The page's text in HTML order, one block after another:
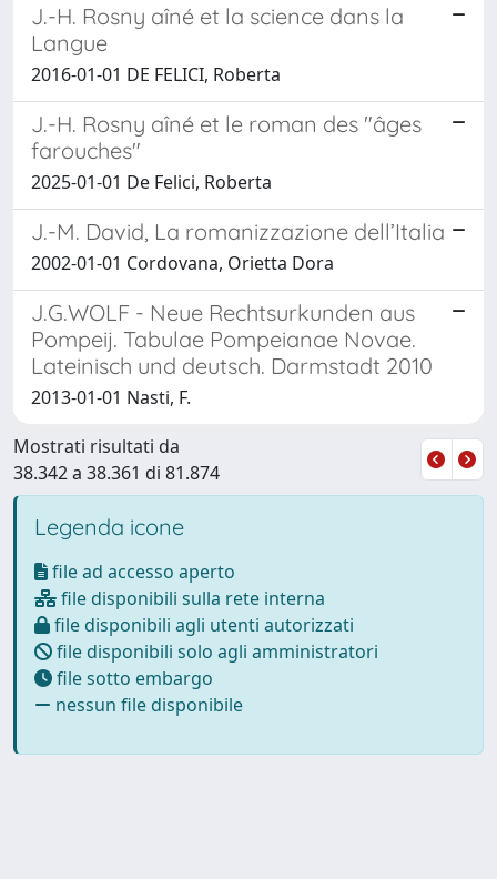
J.-H. Rosny aîné et la science dans la
Langue
2016-01-01 DE FELICI, Roberta
J.-H. Rosny aîné et le roman des "âges
farouches"
2025-01-01 De Felici, Roberta
J.-M. David, La romanizzazione dell’Italia
2002-01-01 Cordovana, Orietta Dora
J.G.WOLF - Neue Rechtsurkunden aus
Pompeij. Tabulae Pompeianae Novae.
Lateinisch und deutsch. Darmstadt 2010
2013-01-01 Nasti, F.
Mostrati risultati da
38.342 a 38.361 di 81.874
Legenda icone
file ad accesso aperto
file disponibili sulla rete interna
file disponibili agli utenti autorizzati
file disponibili solo agli amministratori
file sotto embargo
nessun file disponibile